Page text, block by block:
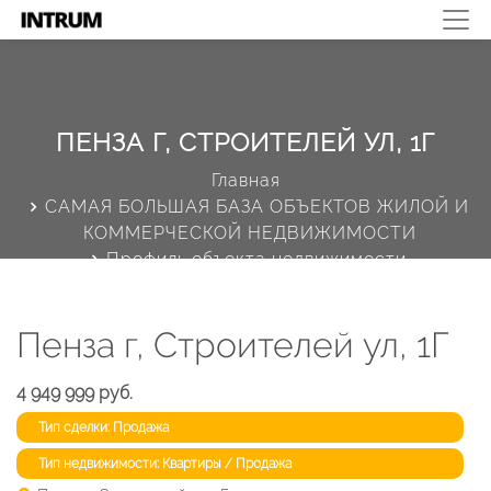
ПЕНЗА Г, СТРОИТЕЛЕЙ УЛ, 1Г
Главная
САМАЯ БОЛЬШАЯ БАЗА ОБЪЕКТОВ ЖИЛОЙ И
КОММЕРЧЕСКОЙ НЕДВИЖИМОСТИ
Профиль объекта недвижимости
Пенза г, Строителей ул, 1Г
4 949 999 руб.
Тип сделки: Продажа
Тип недвижимости: Квартиры / Продажа